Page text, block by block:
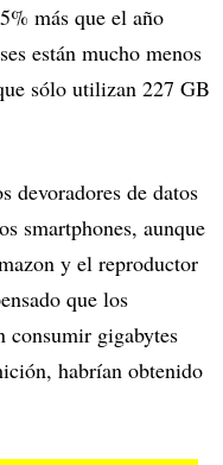
más que el año
están mucho menos
sólo utilizan 227 GB
devoradores de datos
smartphones, aunque
y el reproductor
que los
consumir gigabytes
habrían obtenido